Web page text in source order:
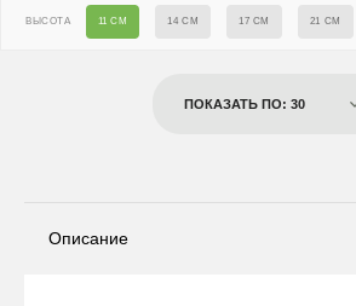
ВЫСОТА 11 СМ 14 СМ 17 СМ 21 СМ
ПОКАЗАТЬ ПО: 30
Описание